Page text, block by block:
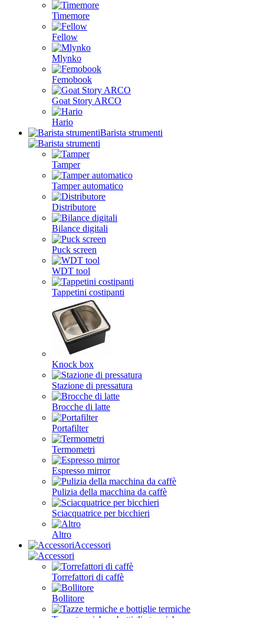
Timemore
Fellow
Mlynko
Femobook
Goat Story ARCO
Hario
Barista strumenti
Tamper
Tamper automatico
Distributore
Bilance digitali
Puck screen
WDT tool
Tappetini costipanti
Knock box
Stazione di pressatura
Brocche di latte
Portafilter
Termometri
Espresso mirror
Pulizia della macchina da caffè
Sciacquatrice per bicchieri
Altro
Accessori
Torrefattori di caffè
Bollitore